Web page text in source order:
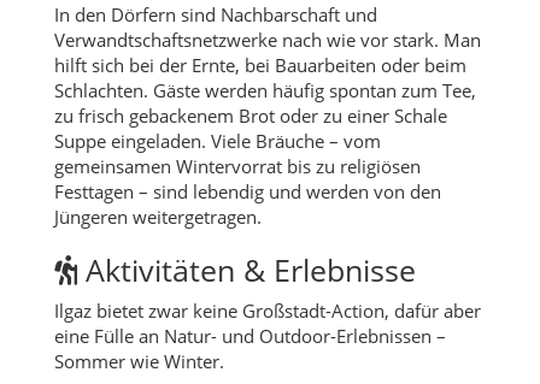
In den Dörfern sind Nachbarschaft und
Verwandtschaftsnetzwerke nach wie vor stark. Man
hilft sich bei der Ernte, bei Bauarbeiten oder beim
Schlachten. Gäste werden häufig spontan zum Tee,
zu frisch gebackenem Brot oder zu einer Schale
Suppe eingeladen. Viele Bräuche – vom
gemeinsamen Wintervorrat bis zu religiösen
Festtagen – sind lebendig und werden von den
Jüngeren weitergetragen.
Aktivitäten & Erlebnisse
Ilgaz bietet zwar keine Großstadt-Action, dafür aber
eine Fülle an Natur- und Outdoor-Erlebnissen –
Sommer wie Winter.